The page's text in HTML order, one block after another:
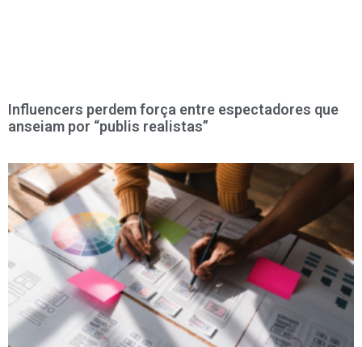
Influencers perdem força entre espectadores que
anseiam por “publis realistas”